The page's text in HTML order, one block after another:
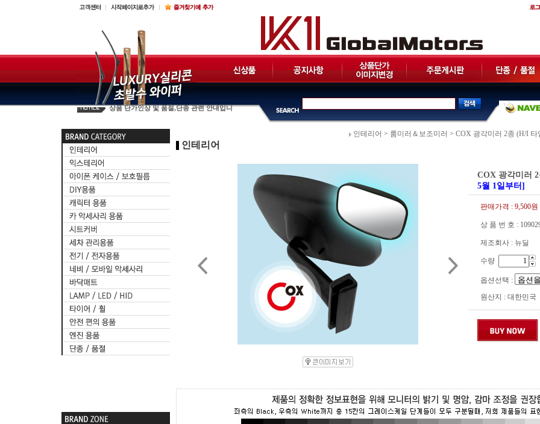
2017년 훠링 단가표
☆필독☆판매중지안내
카렉스 제품판매신청서
인테리어 > 룸미러＆보조미러 > COX 광각미러 2종 (H/I
인테리어
COX 광각미러
5월 1일부터]
판매가격 : 9,500원
상 품 번 호 :
제조회사 : 뉴딜
수량
옵션선택 :
원산지 : 대한민국